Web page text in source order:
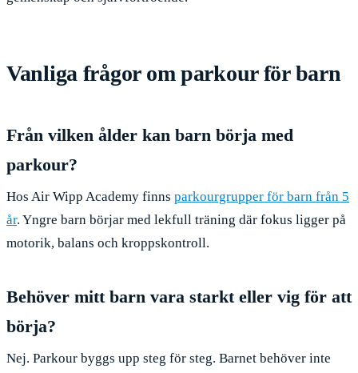
Vanliga frågor om parkour för barn
Från vilken ålder kan barn börja med
parkour?
Hos Air Wipp Academy finns parkourgrupper för barn från 5
år. Yngre barn börjar med lekfull träning där fokus ligger på
motorik, balans och kroppskontroll.
Behöver mitt barn vara starkt eller vig för att
börja?
Nej. Parkour byggs upp steg för steg. Barnet behöver inte